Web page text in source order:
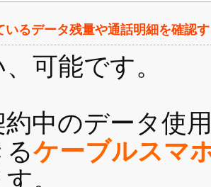
いるデータ残量や通話明細を確認
可能です。
約中のデータ使
ケーブルスマ
。